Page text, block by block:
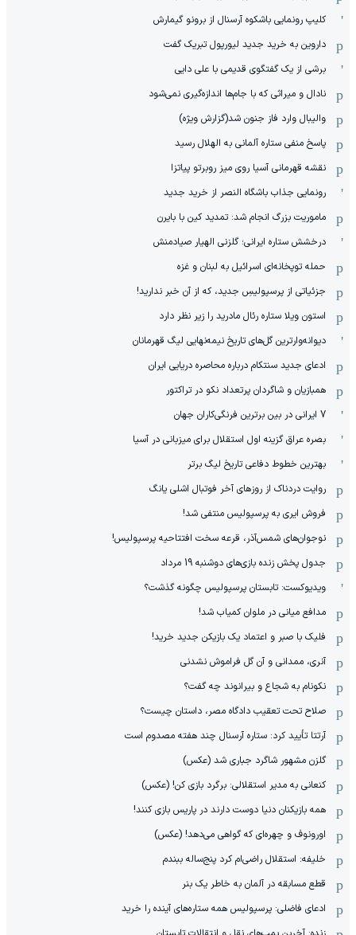
کلیپ رونمایی باشکوه آرسنال از برونو گیمارش
داروین به خرید جدید لیورپول تبریک گفت
برشی از یک گفتگوی قدیمی با علی دایی
نادال و میراثی که با جام‌ها اندازه‌گیری نمی‌شود
والیبال وارد فاز جنون شد(گزارش ویژه)
پاسخ منفی ستاره آلمانی به الهلال رسید
نقشه قهرمانی آسیا روی میز روبرتو پیاتزا
رونمایی جذاب باشگاه النصر از خرید جدید
ماموریت بزرگ انجام شد: تمدید کین با بایرن
درخشش ستاره ایرانی؛ گلزنی الهیار صیادمنش
حمله توپخانه‌ای اسرائیل به لبنان و غزه
جزئیاتی از پرسپولیسِ جدید، که از آن ‌خبر ندارید!
استون ویلا ستاره رئال مادرید را زیر نظر دارد
دیوانه‌وارترین گل‌های تاریخ نیمه‌نهایی لیگ قهرمانان
ادعای جدید سنتکام درباره محاصره دریایی ایران
همبازیان و شاگردان پرتعداد نکو در تراکتور
7 ایرانی در بین برترین فرنگی‌کاران جهان
بصره عراق گزینه اول استقلال برای میزبانی در آسیا
بهترین خطوط دفاعی تاریخ لیگ برتر
روایت دردناک از روزهای آخر فوتبال اشلی یانگ
فروش ایری به پرسپولیس منتفی شد!
نوجوان‌های شمس‌آذر، قرعه سخت افتتاحیه پرسپولیس!
جدول پخش زنده بازی‌های دوشنبه 19 مرداد
ویدیوکست: تابستان پرسپولیس چگونه گذشت؟
مدافع میانی در ملوان کمیاب شد!
فلیک با صبر و اعتماد یک بازیکن جدید خرید!
آنری، ممدانی و آن گل فراموش نشدنی
نکونام به شجاع و بیرانوند چه گفت؟
صلاح تحت تعقیب دادگاه مصر، داستان چیست؟
آرتتا تأیید کرد: ستاره آرسنال چند هفته مصدوم است
گلزن مشهور شاگرد جباری شد (عکس)
کنعانی به مدیر استقلالی: برگرد بازی کن! (عکس)
همه بازیکنان دنیا دوست دارند در پاریس بازی کنند!
اورونوف و چهره‌ای که گواهی می‌دهد! (عکس)
خلیفه: استقلال راضی‌ام کرد پنج‌ساله ببندم
قطع مسابقه در آلمان به خاطر یک بنر
ادعای فاضلی: پرسپولیس همه ستاره‌های آینده را خرید